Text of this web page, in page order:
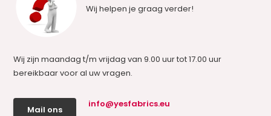
Wij helpen je graag verder!
Wij zijn maandag t/m vrijdag van 9.00 uur tot 17.00 uur
bereikbaar voor al uw vragen.
Mail ons
info@yesfabrics.eu